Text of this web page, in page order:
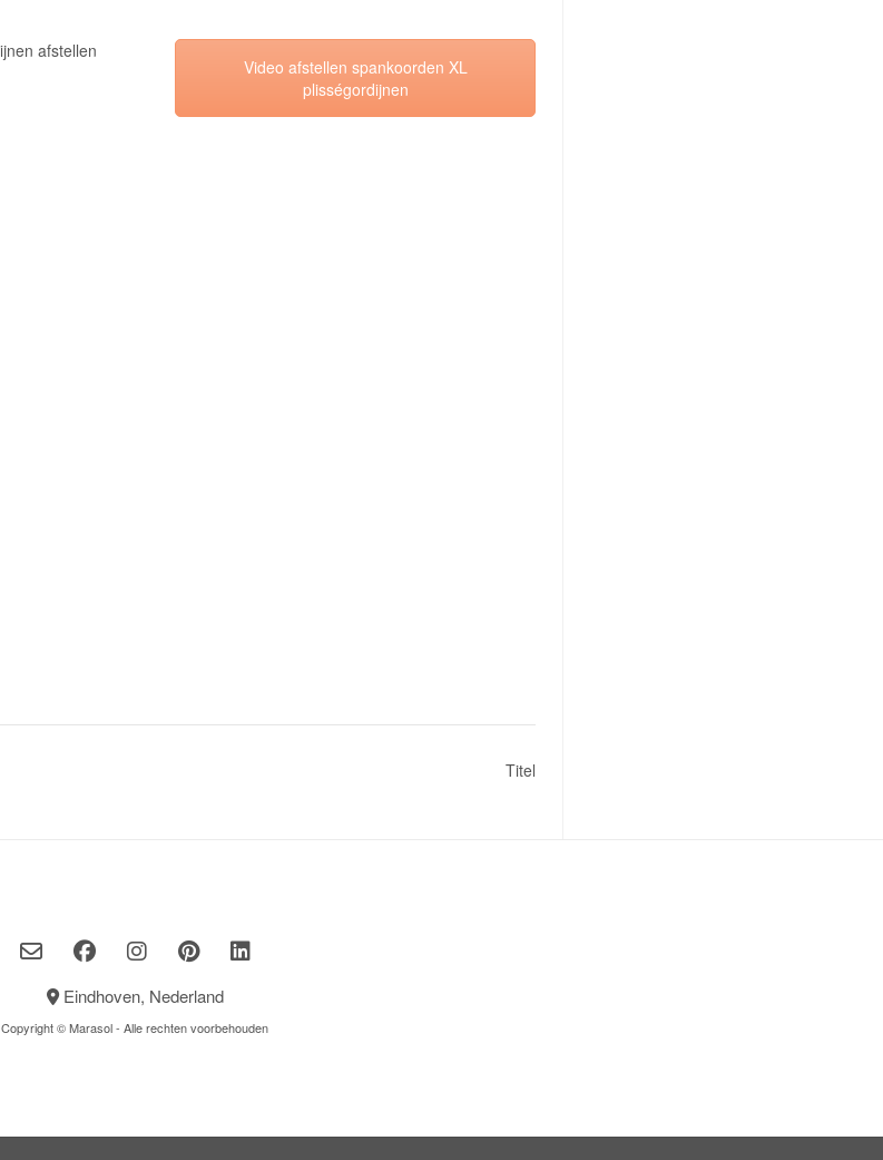
Video afstellen spankoorden XL
plisségordijnen
Titel
Eindhoven, Nederland
Copyright © Marasol - Alle rechten voorbehouden